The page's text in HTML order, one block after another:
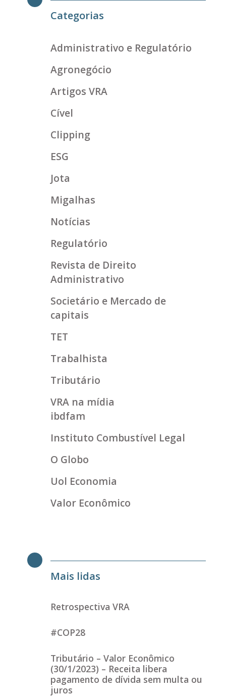
Categorias
Administrativo e Regulatório
Agronegócio
Artigos VRA
Cível
Clipping
ESG
Jota
Migalhas
Notícias
Regulatório
Revista de Direito
Administrativo
Societário e Mercado de
capitais
TET
Trabalhista
Tributário
VRA na mídia
ibdfam
Instituto Combustível Legal
O Globo
Uol Economia
Valor Econômico
Mais lidas
Retrospectiva VRA
#COP28
Tributário – Valor Econômico
(30/1/2023) – Receita libera
pagamento de dívida sem multa ou
juros